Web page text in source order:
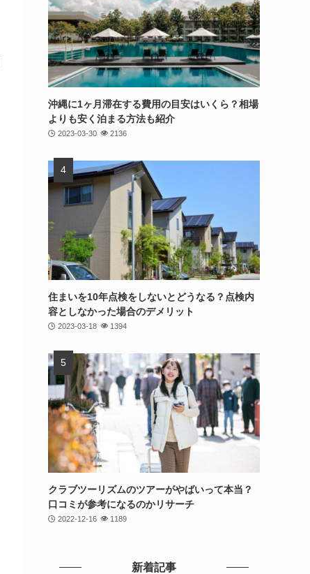
沖縄に1ヶ月滞在する費用の目安はいくら？相場
よりも安く泊まる方法も紹介
2023-03-30 2136
住まいを10年点検をしないとどうなる？点検内
容としなかった場合のデメリット
2023-03-18 1394
クラブツーリズムのツアーがやばいって本当？
口コミが参考になるのかリサーチ
2022-12-16 1189
新着記事